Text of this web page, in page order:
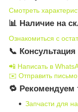
Смотреть
📊 Наличие на
Ознакомиться с
📞 Консультация
📲 Написать в
✉️ Отправить письмо
🔁 Рекомендуем
Запчасти для